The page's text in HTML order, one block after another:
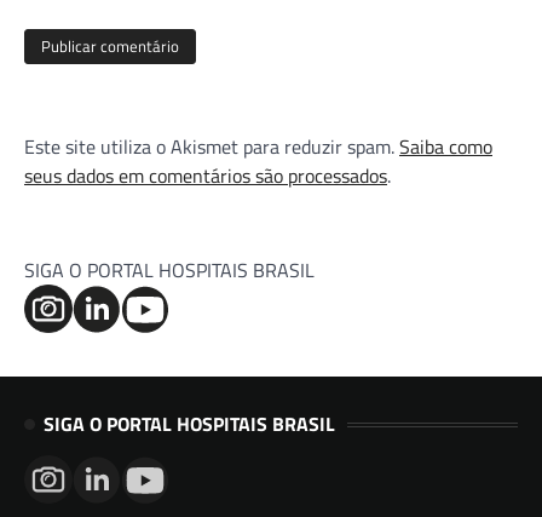
Este site utiliza o Akismet para reduzir spam.Saiba como
seus dados em comentários são processados.
SIGA O PORTAL HOSPITAIS BRASIL
SIGA O PORTAL HOSPITAIS BRASIL